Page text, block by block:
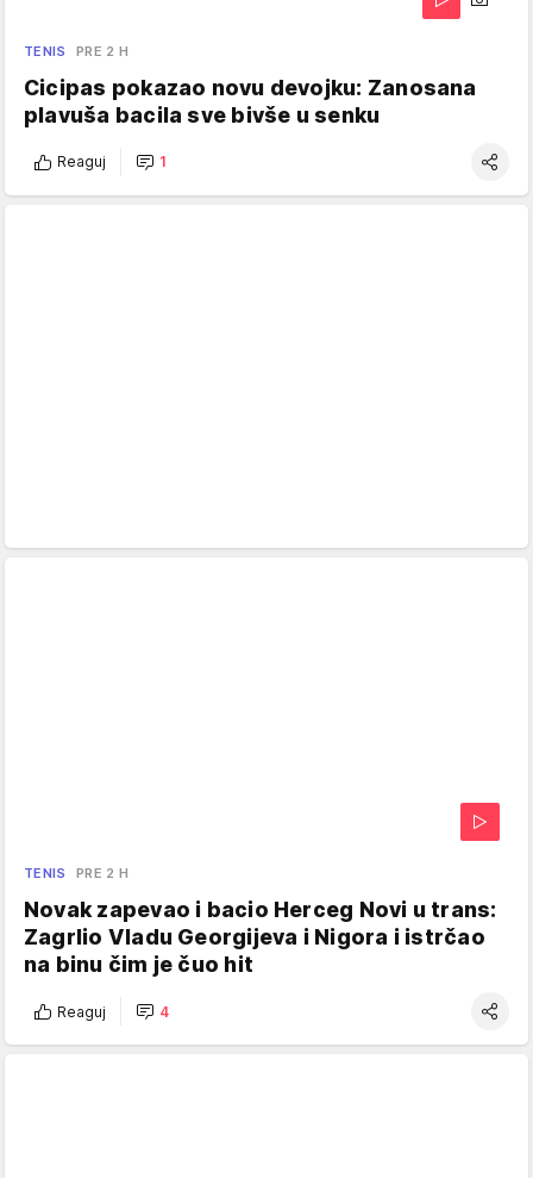
TENIS PRE 2 H
Cicipas pokazao novu devojku: Zanosana
plavuša bacila sve bivše u senku
Reaguj 1
TENIS PRE 2 H
Novak zapevao i bacio Herceg Novi u trans:
Zagrlio Vladu Georgijeva i Nigora i istrčao
na binu čim je čuo hit
Reaguj 4